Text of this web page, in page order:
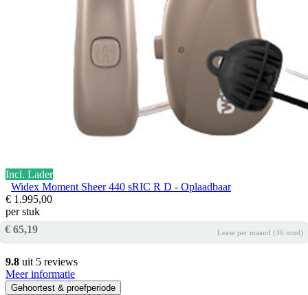
Incl. Lader
Widex Moment Sheer 440 sRIC R D - Oplaadbaar
€ 1.995,00
per stuk
€ 65,19
Lease per maand (36 mnd)
9.8 uit 5 reviews
Meer informatie
Gehoortest & proefperiode